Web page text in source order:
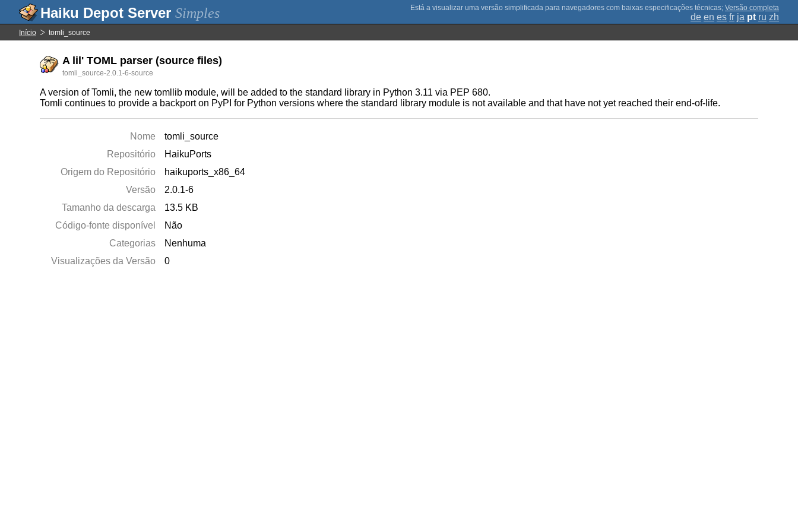
Simples ; Versão completa
de en es fr ja pt ru zh
Início tomli_source
A lil' TOML parser (source files)
tomli_source-2.0.1-6-source
A version of Tomli, the new tomllib module, will be added to the standard library in Python 3.11 via PEP 680.
Tomli continues to provide a backport on PyPI for Python versions where the standard library module is not available and that have not yet reached their end-of-life.
Nome
tomli_source
Repositório
HaikuPorts
Origem do Repositório
haikuports_x86_64
Versão
2.0.1-6
Tamanho da descarga
13.5 KB
Código-fonte disponível
Não
Categorias
Nenhuma
Visualizações da Versão
0